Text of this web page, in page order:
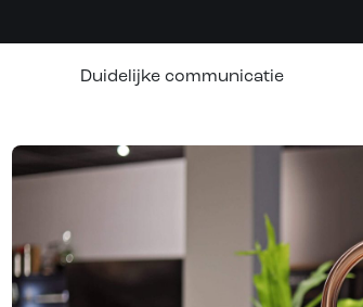
Duidelijke communicatie